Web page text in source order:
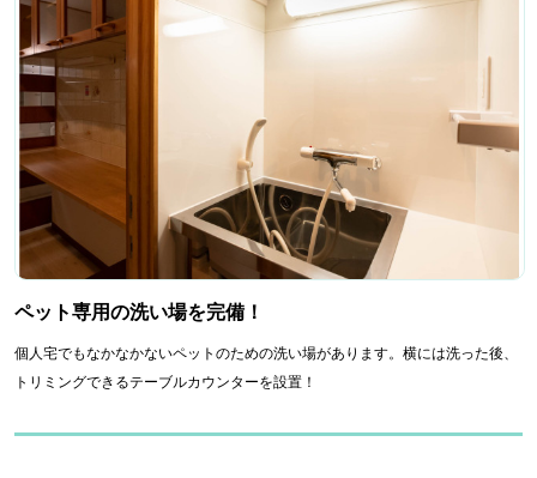
ペット専用の洗い場を完備！
個人宅でもなかなかないペットのための洗い場があります。横には洗った後、
トリミングできるテーブルカウンターを設置！